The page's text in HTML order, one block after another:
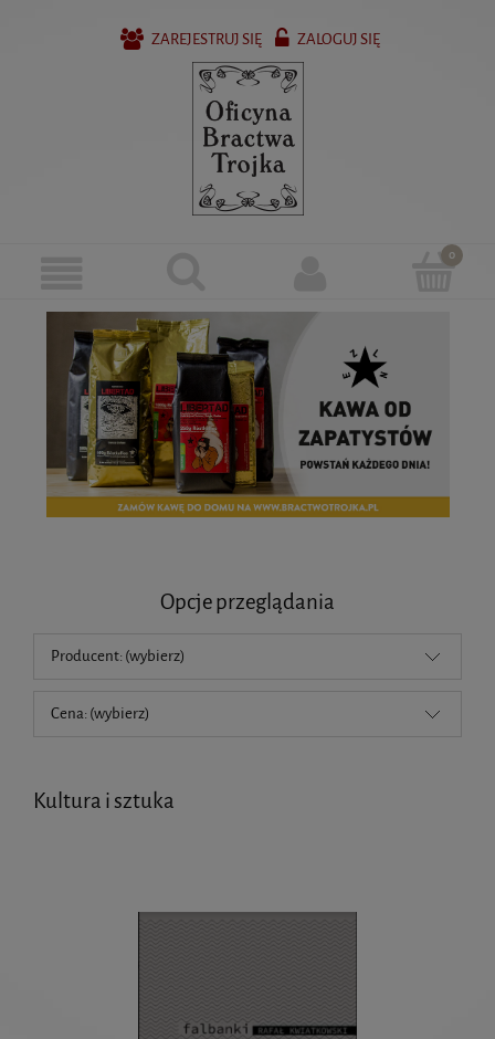
ZAREJESTRUJ SIĘ ZALOGUJ SIĘ
Opcje przeglądania
Producent: (wybierz)
Cena: (wybierz)
Kultura i sztuka